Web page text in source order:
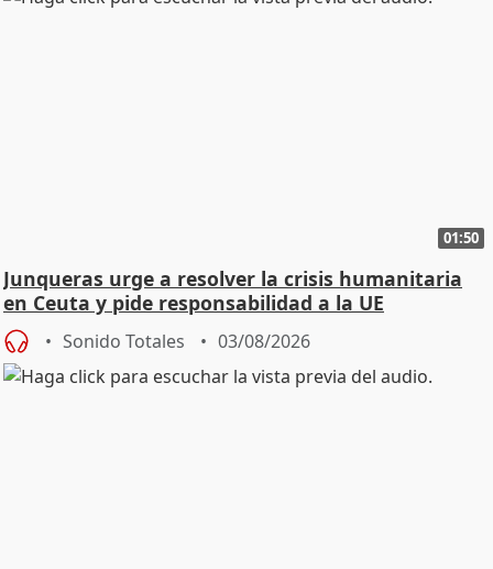
01:50
Junqueras urge a resolver la crisis humanitaria
en Ceuta y pide responsabilidad a la UE
Sonido Totales 03/08/2026